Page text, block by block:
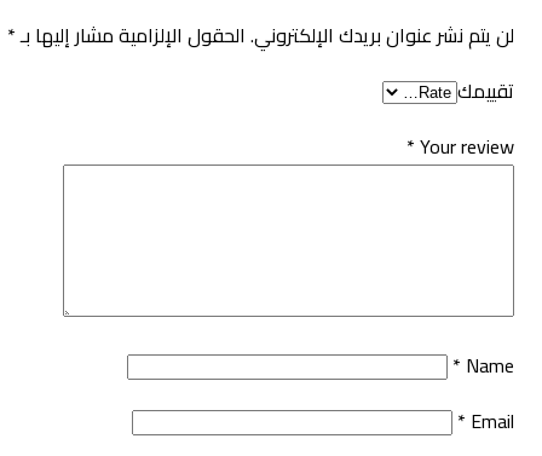
لن يتم نشر عنوان بريدك الإلكتروني. الحقول الإلزامية مشار إليها بـ*
تقييمك
Your review
*
Name
*
Email
*